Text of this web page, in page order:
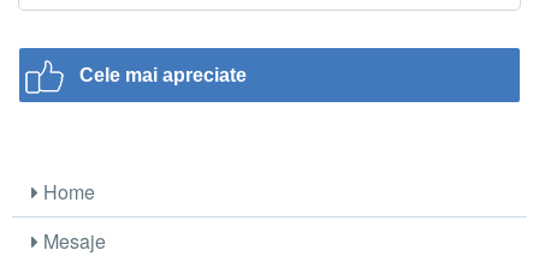
Cele mai apreciate
Home
Mesaje